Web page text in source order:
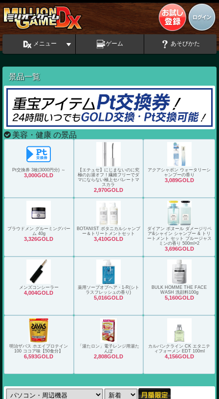
メニュー ゲーム あそびかた
景品一覧
美容・健康 の景品
Pt交換券 3枚(3000円分) ～
3,000GOLD
【エテュセ】にじまないのに究
極のお湯オフ！繊維フリーでダ
マにならない極上セパレートマ
スカラ
2,970GOLD
アクアシャボン ウォータリーシ
ャンプーの香り
3,089GOLD
プラウドメン グルーミングバー
ム 40g
3,326GOLD
BOTANIST ボタニカルシャンプ
ー＆トリートメントセット
3,410GOLD
ダイアン ボヌール ダメージリペ
ア&シャイン シャンプー & トリ
ートメント セット ブルージャス
ミンの香り 500ml×2
3,696GOLD
メンズコンシーラー
4,004GOLD
薬用ソープオブヘア・1-R(シト
ラスフレッシュの香り)
5,016GOLD
BULK HOMME THE FACE
WASH 洗顔料100g
5,160GOLD
明治ザバス ホエイプロテイン
100 ココア味【50食分】
6,593GOLD
「湯たロン」電子レンジ用湯た
んぽ
2,808GOLD
カルバンクライン CK エタニテ
ィフォーメン EDT 100ml
4,156GOLD